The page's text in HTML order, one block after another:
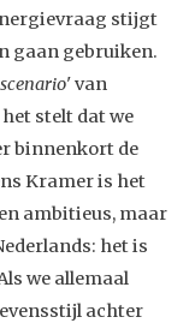
stijgt
gaan gebruiken.
' van
stelt dat we
binnenkort de
Kramer is het
ambitieus, maar
het is
we allemaal
achter